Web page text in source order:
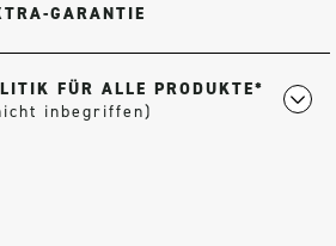
GARANTIE
FÜR ALLE PRODUKTE*
inbegriffen)